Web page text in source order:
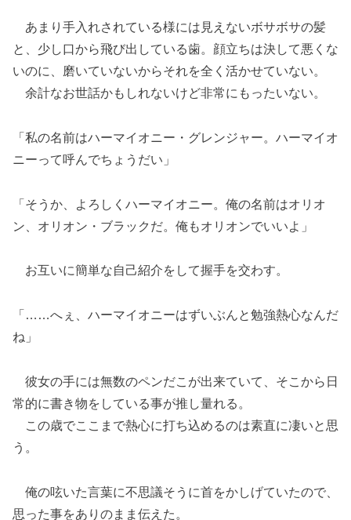
あまり手入れされている様には見えないボサボサの髪
と、少し口から飛び出している歯。顔立ちは決して悪くな
いのに、磨いていないからそれを全く活かせていない。
余計なお世話かもしれないけど非常にもったいない。
「私の名前はハーマイオニー・グレンジャー。ハーマイオ
ニーって呼んでちょうだい」
「そうか、よろしくハーマイオニー。俺の名前はオリオ
ン、オリオン・ブラックだ。俺もオリオンでいいよ」
お互いに簡単な自己紹介をして握手を交わす。
「……へぇ、ハーマイオニーはずいぶんと勉強熱心なんだ
ね」
彼女の手には無数のペンだこが出来ていて、そこから日
常的に書き物をしている事が推し量れる。
この歳でここまで熱心に打ち込めるのは素直に凄いと思
う。
俺の呟いた言葉に不思議そうに首をかしげていたので、
思った事をありのまま伝えた。